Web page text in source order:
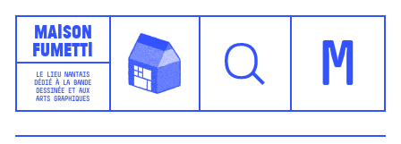
Maison
Fumetti
LE LIEU NANTAIS
DÉDIÉ À LA BANDE
DESSINÉE ET AUX
ARTS GRAPHIQUES
M